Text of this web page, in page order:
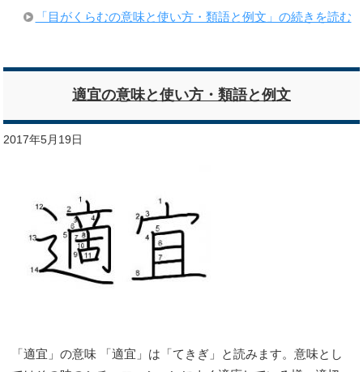
「目がくらむの意味と使い方・類語と例文」の続きを読む
適宜の意味と使い方・類語と例文
2017年5月19日
「適宜」の意味 「適宜」は「てきぎ」と読みます。意味とし